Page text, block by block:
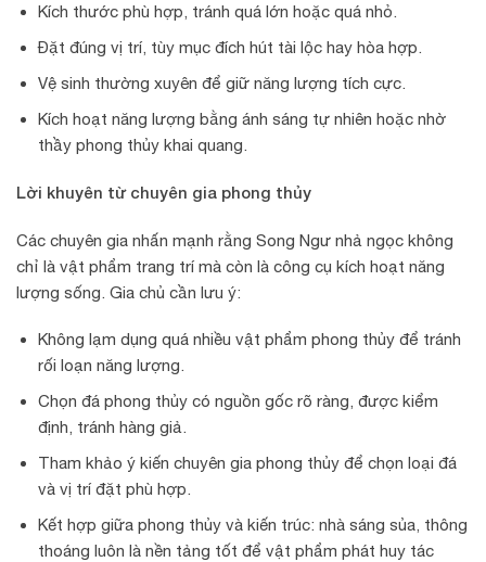
Kích thước phù hợp, tránh quá lớn hoặc quá nhỏ.
Đặt đúng vị trí, tùy mục đích hút tài lộc hay hòa hợp.
Vệ sinh thường xuyên để giữ năng lượng tích cực.
Kích hoạt năng lượng bằng ánh sáng tự nhiên hoặc nhờ
thầy phong thủy khai quang.
Lời khuyên từ chuyên gia phong thủy
Các chuyên gia nhấn mạnh rằng Song Ngư nhả ngọc không
chỉ là vật phẩm trang trí mà còn là công cụ kích hoạt năng
lượng sống. Gia chủ cần lưu ý:
Không lạm dụng quá nhiều vật phẩm phong thủy để tránh
rối loạn năng lượng.
Chọn đá phong thủy có nguồn gốc rõ ràng, được kiểm
định, tránh hàng giả.
Tham khảo ý kiến chuyên gia phong thủy để chọn loại đá
và vị trí đặt phù hợp.
Kết hợp giữa phong thủy và kiến trúc: nhà sáng sủa, thông
thoáng luôn là nền tảng tốt để vật phẩm phát huy tác